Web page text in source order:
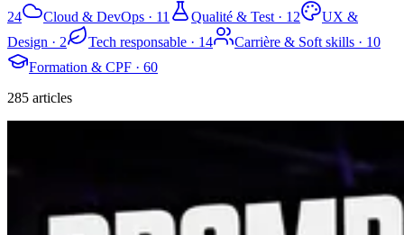
24
Cloud & DevOps · 11 Qualité & Test · 12
UX &
Design · 2 Tech responsable · 14 Carrière & Soft skills · 10
Formation & CPF · 60
285 articles